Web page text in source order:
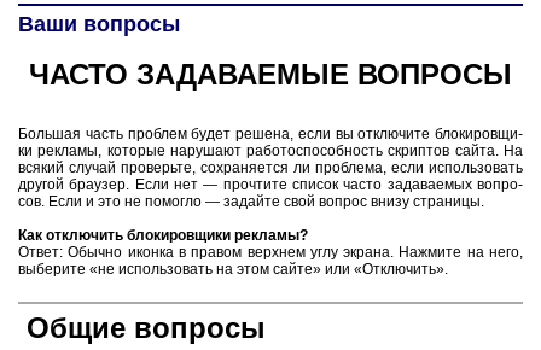
Ваши вопросы
ЧАСТО ЗА­ДА­ВА­Е­МЫЕ ВО­ПРО­СЫ
Боль­шая часть про­блем будет ре­ше­на, если вы от­клю­чи­те бло­ки­ров­щи­
ки ре­кла­мы, ко­то­рые на­ру­ша­ют ра­бо­то­спо­соб­ность скрип­тов сайта. На
вся­кий слу­чай про­верь­те, со­хра­ня­ет­ся ли про­бле­ма, если ис­поль­зо­вать
дру­гой бра­у­зер. Если нет — про­чти­те спи­сок часто за­да­ва­е­мых во­про­
сов. Если и это не по­мог­ло — за­дай­те свой во­прос внизу стра­ни­цы.
Как от­клю­чить бло­ки­ров­щи­ки ре­кла­мы?
Ответ: Обыч­но икон­ка в правом верх­нем углу экра­на. На­жми­те на него,
вы­бе­ри­те «не ис­поль­зо­вать на этом сайте» или «От­клю­чить».
Общие во­про­сы